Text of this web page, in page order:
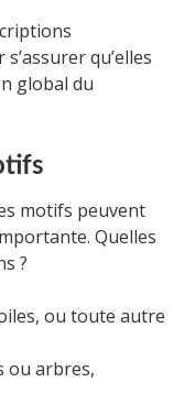
qu’elles
global du
motifs peuvent
Quelles
?
ou toute autre
ou arbres,